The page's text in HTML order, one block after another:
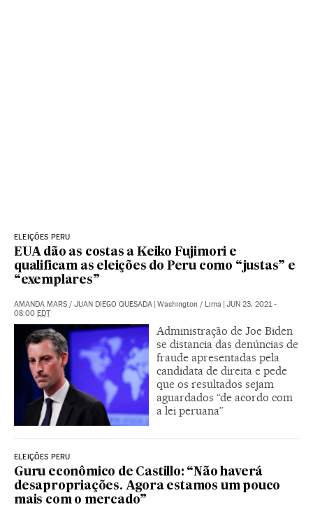
ELEIÇÕES PERU
EUA dão as costas a Keiko Fujimori e
qualificam as eleições do Peru como “justas” e
“exemplares”
AMANDA MARS / JUAN DIEGO QUESADA | Washington / Lima | JUN 23, 2021 -
08:00 EDT
Administração de Joe Biden
se distancia das denúncias de
fraude apresentadas pela
candidata de direita e pede
que os resultados sejam
aguardados “de acordo com
a lei peruana”
ELEIÇÕES PERU
Guru econômico de Castillo: “Não haverá
desapropriações. Agora estamos um pouco
mais com o mercado”